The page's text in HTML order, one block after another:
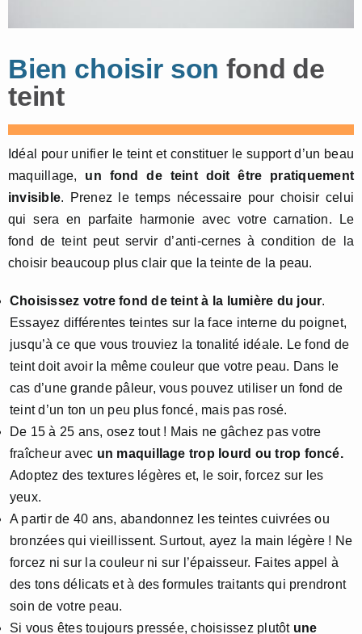
Bien choisir son fond de
teint
Idéal pour unifier le teint et constituer le support d’un beau
maquillage, un fond de teint doit être pratiquement
invisible. Prenez le temps nécessaire pour choisir celui
qui sera en parfaite harmonie avec votre carnation. Le
fond de teint peut servir d’anti-cernes à condition de la
choisir beaucoup plus clair que la teinte de la peau.
Choisissez votre fond de teint à la lumière du jour.
Essayez différentes teintes sur la face interne du poignet,
jusqu’à ce que vous trouviez la tonalité idéale. Le fond de
teint doit avoir la même couleur que votre peau. Dans le
cas d’une grande pâleur, vous pouvez utiliser un fond de
teint d’un ton un peu plus foncé, mais pas rosé.
De 15 à 25 ans, osez tout ! Mais ne gâchez pas votre
fraîcheur avec un maquillage trop lourd ou trop foncé.
Adoptez des textures légères et, le soir, forcez sur les
yeux.
A partir de 40 ans, abandonnez les teintes cuivrées ou
bronzées qui vieillissent. Surtout, ayez la main légère ! Ne
forcez ni sur la couleur ni sur l’épaisseur. Faites appel à
des tons délicats et à des formules traitants qui prendront
soin de votre peau.
Si vous êtes toujours pressée, choisissez plutôt une